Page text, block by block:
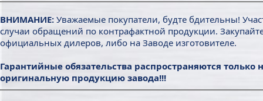
ВНИМАНИЕ: Уважаемые покупатели, будте бдительны!
случаи обращений по контрафактной продукции.
официальных дилеров, либо на Заводе изготовителе.
Гарантийные обязательства распространяются только
оригинальную продукцию завода!!!